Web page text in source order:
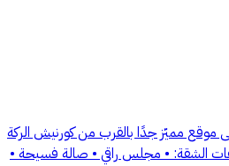
موقع مميّز جدًا بالقرب من كورنيش الركة
الشقة: • مجلس راقي • صالة فسيحة •